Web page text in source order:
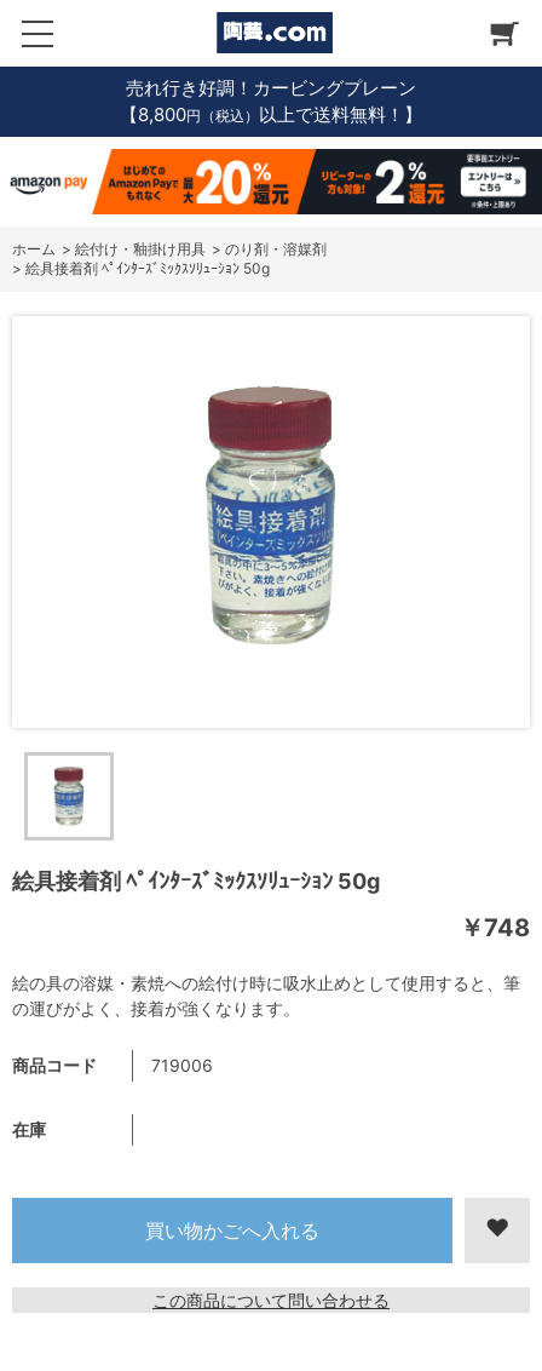
売れ行き好調！カービングプレーン
【8,800円（税込） 以上で送料無料！】
ホーム > 絵付け・釉掛け用具 > のり剤・溶媒剤
> 絵具接着剤 ﾍﾟｲﾝﾀｰｽﾞﾐｯｸｽｿﾘｭｰｼｮﾝ 50g
絵具接着剤 ﾍﾟｲﾝﾀｰｽﾞﾐｯｸｽｿﾘｭｰｼｮﾝ 50g
￥748
商品コード 719006
在庫
この商品について問い合わせる
絵の具の溶媒・素焼への絵付け時に吸水止めとして使用すると、筆
の運びがよく、接着が強くなります。